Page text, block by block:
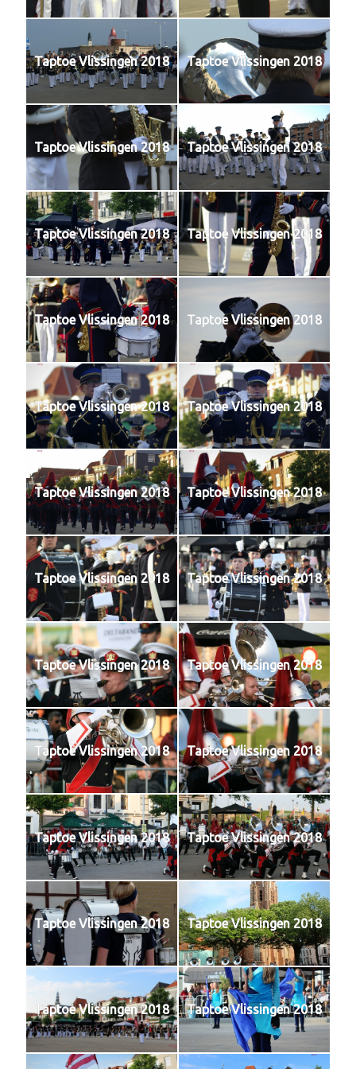
Taptoe Vlissingen 2018 Taptoe Vlissingen 2018
Taptoe Vlissingen 2018 Taptoe Vlissingen 2018
Taptoe Vlissingen 2018 Taptoe Vlissingen 2018
Taptoe Vlissingen 2018 Taptoe Vlissingen 2018
Taptoe Vlissingen 2018 Taptoe Vlissingen 2018
Taptoe Vlissingen 2018 Taptoe Vlissingen 2018
Taptoe Vlissingen 2018 Taptoe Vlissingen 2018
Taptoe Vlissingen 2018 Taptoe Vlissingen 2018
Taptoe Vlissingen 2018 Taptoe Vlissingen 2018
Taptoe Vlissingen 2018 Taptoe Vlissingen 2018
Taptoe Vlissingen 2018 Taptoe Vlissingen 2018
Taptoe Vlissingen 2018 Taptoe Vlissingen 2018